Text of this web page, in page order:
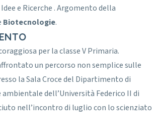
e Ricerche .Argomento della
Biotecnologie.
per la classe V Primaria.
un percorso non semplice sulle
la Sala Croce del Dipartimento di
dell’Università Federico II di
nell’incontro di luglio con lo scienziato